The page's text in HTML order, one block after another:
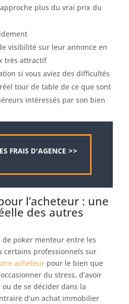
plus du vrai prix du
visibilité sur leur annonce en
très attractif
si vous aviez des difficultés
tour de table de ce que sont
intéressés par son bien
FRAIS D'AGENCE >>
l’acheteur : une
des autres
poker menteur entre les
certains professionnels sur
acheteur pour le bien que
du stress, d’avoir
de se décider dans la
d’un achat immobilier